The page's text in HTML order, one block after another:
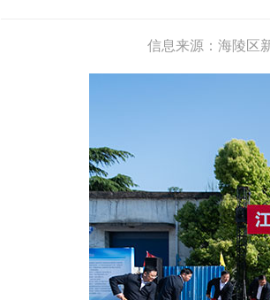
信息来源：海陵区